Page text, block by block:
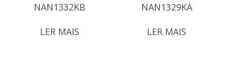
NAN1332KB
LER MAIS
NAN1329KA
LER MAIS